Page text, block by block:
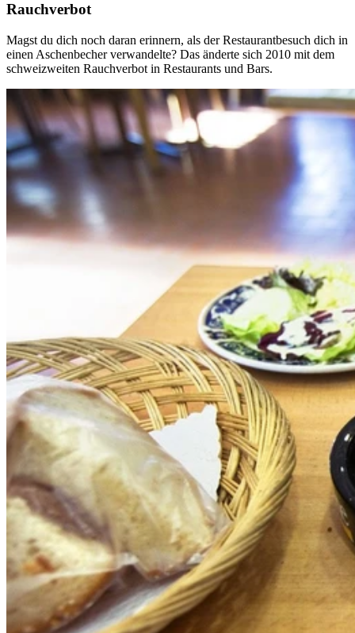
Rauchverbot
Magst du dich noch daran erinnern, als der Restaurantbesuch dich in
einen Aschenbecher verwandelte? Das änderte sich 2010 mit dem
schweizweiten Rauchverbot in Restaurants und Bars.